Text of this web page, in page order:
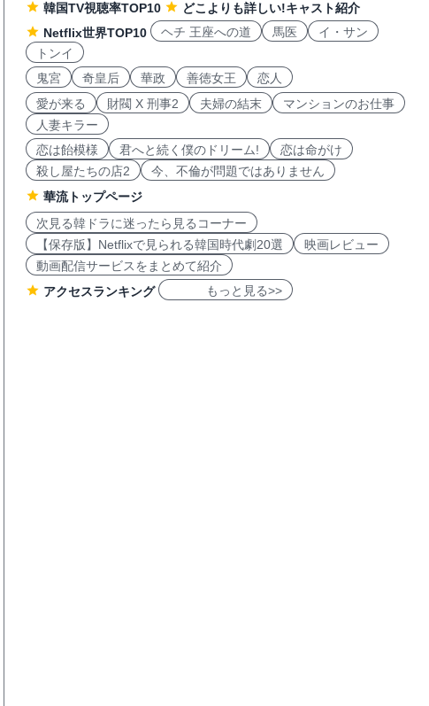
韓国TV視聴率TOP10
どこよりも詳しい!キャスト紹介
Netflix世界TOP10
ヘチ 王座への道 馬医
イ・サン
トンイ
鬼宮
奇皇后 華政 善徳女王
恋人
愛が来る
財閥 X 刑事2 夫婦の結末
マンションのお仕事
人妻キラー
恋は飴模様
君へと続く僕のドリーム!
恋は命がけ
殺し屋たちの店2
今、不倫が問題ではありません
華流トップページ
次見る韓ドラに迷ったら見るコーナー
【保存版】Netflixで見られる韓国時代劇20選
映画レビュー
動画配信サービスをまとめて紹介
アクセスランキング
もっと見る>>